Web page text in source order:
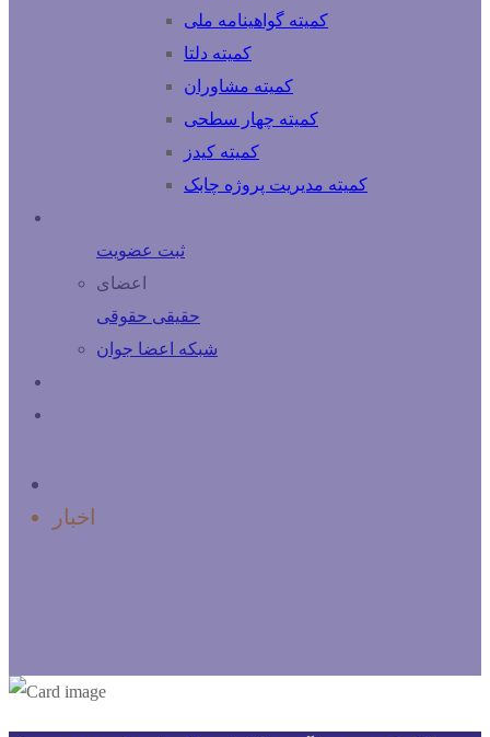
کمیته گواهینامه ملی
کمیته دلتا
کمیته مشاوران
کمیته چهار سطحی
کمیته کیدز
کمیته مدیریت پروژه چابک
ثبت عضویت
اعضای
حقیقی حقوقی
شبكه اعضا جوان
اخبار